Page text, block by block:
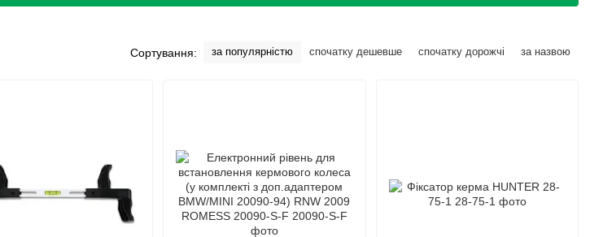
Сортування: за популярністю спочатку дешевше спочатку дорожчі за назвою